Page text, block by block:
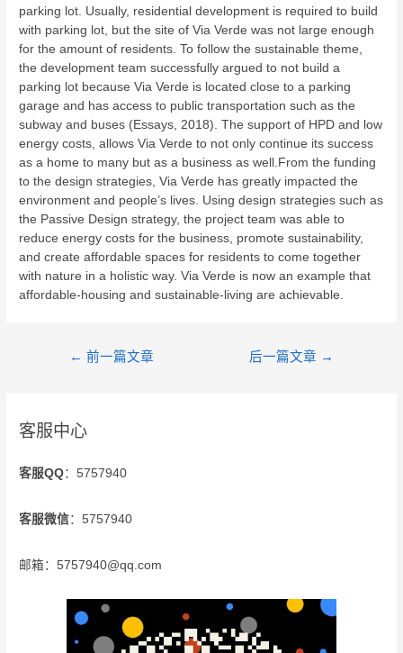
parking lot. Usually, residential development is required to build
with parking lot, but the site of Via Verde was not large enough
for the amount of residents. To follow the sustainable theme,
the development team successfully argued to not build a
parking lot because Via Verde is located close to a parking
garage and has access to public transportation such as the
subway and buses (Essays, 2018). The support of HPD and low
energy costs, allows Via Verde to not only continue its success
as a home to many but as a business as well.From the funding
to the design strategies, Via Verde has greatly impacted the
environment and people’s lives. Using design strategies such as
the Passive Design strategy, the project team was able to
reduce energy costs for the business, promote sustainability,
and create affordable spaces for residents to come together
with nature in a holistic way. Via Verde is now an example that
affordable-housing and sustainable-living are achievable.
← 前一篇文章 后一篇文章 →
客服中心
客服QQ：5757940
客服微信：5757940
邮箱：5757940@qq.com